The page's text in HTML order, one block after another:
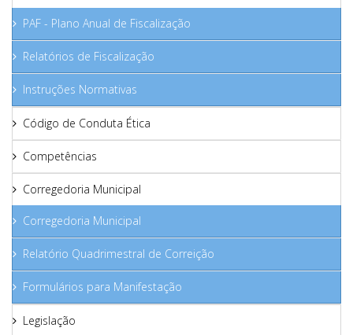
PAF - Plano Anual de Fiscalização
Relatórios de Fiscalização
Instruções Normativas
Código de Conduta Ética
Competências
Corregedoria Municipal
Corregedoria Municipal
Relatório Quadrimestral de Correição
Formulários para Manifestação
Legislação